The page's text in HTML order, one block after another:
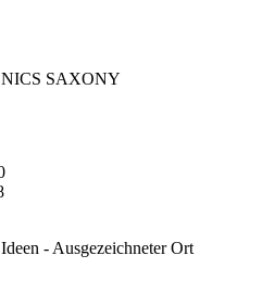
SAXONY